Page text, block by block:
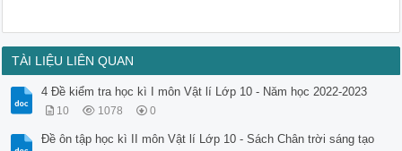
TÀI LIỆU LIÊN QUAN
4 Đề kiểm tra học kì I môn Vật lí Lớp 10 - Năm học 2022-2023
10 1078 0
Đề ôn tập học kì II môn Vật lí Lớp 10 - Sách Chân trời sáng tạo